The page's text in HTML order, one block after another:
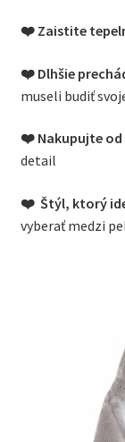
❤️ Zaistite
❤️ Dlhšie
museli budiť
❤️ Nakupujte od
detail
❤️ Štýl, ktorý
vyberať medzi